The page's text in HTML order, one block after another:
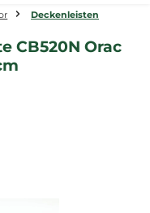
Deckenleisten
CB520N Orac